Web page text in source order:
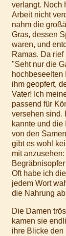
verlangt. Noch
Arbeit nicht
nahm die
Gras, dessen
waren, und
Ramas. Da
"Seht nur die
hochbeseelten
ihm geopfert,
Vater! Ich
passend für
versehen sind.
kannte und die
von den
gibt es wohl
mit
Oft habe ich
jedem Wort
die Nahrung
Die Damen
kamen sie
ihre Blicke den